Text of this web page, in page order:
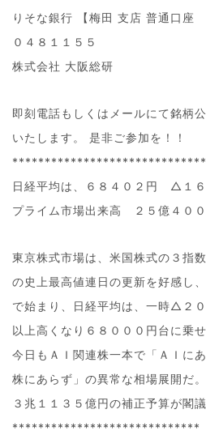
りそな銀行 【梅田 支店 普通口座
０４８１１５５
株式会社 大阪総研
即刻電話もしくはメールにて銘柄
いたします。 是非ご参加を！！
日経平均は、６８４０２円 △１
プライム市場出来高 ２５億４０
東京株式市場は、米国株式の３指
の史上最高値連日の更新を好感し
で始まり、日経平均は、一時△２
以上高くなり６８０００円台に乗せ
今日もＡＩ関連株一本で「ＡＩに
株にあらず」の異常な相場展開だ。
３兆１１３５億円の補正予算が閣議
*****************************